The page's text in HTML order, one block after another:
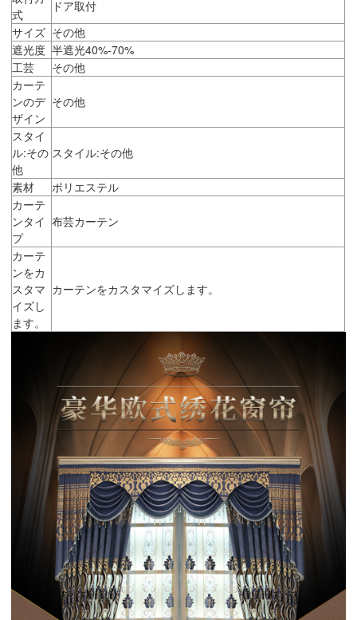
式
ドア取付
サイズ その他
遮光度 半遮光40%-70%
工芸
その他
カーテ
ンのデ
ザイン
その他
スタイ
ル:その
他
スタイル:その他
素材
ポリエステル
カーテ
ンタイ
プ
布芸カーテン
カーテ
ンをカ
スタマ
イズし
ます。
カーテンをカスタマイズします。